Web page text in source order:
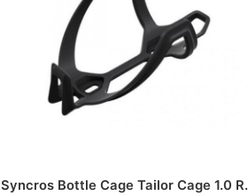
Syncros Bottle Cage Tailor Cage 1.0 R.